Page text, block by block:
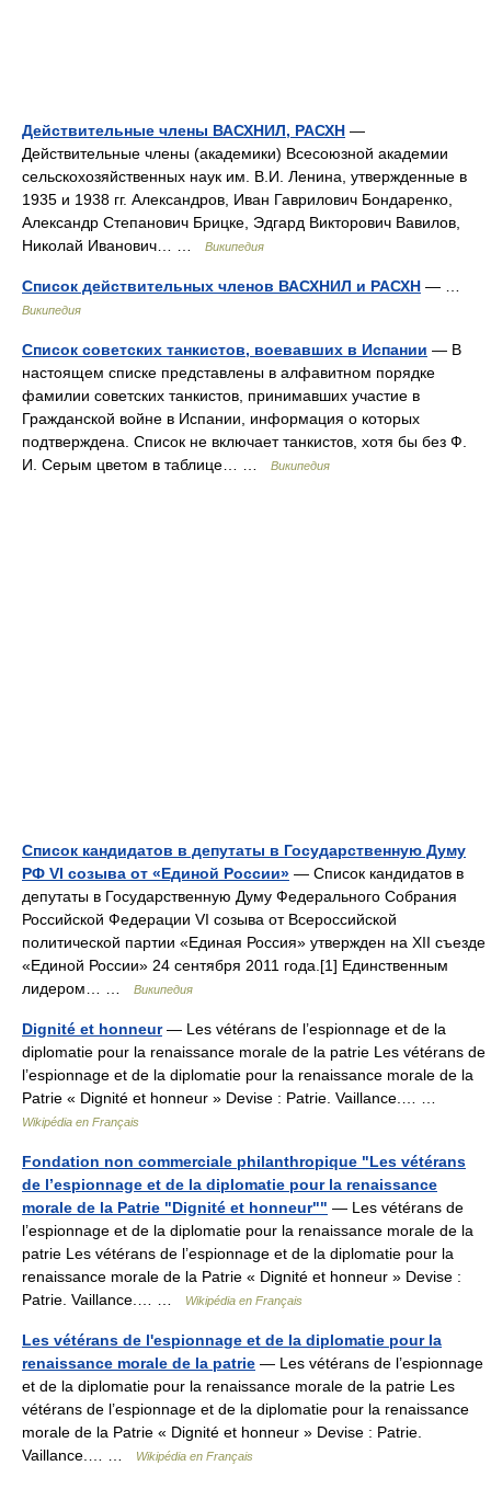
Действительные члены ВАСХНИЛ, РАСХН —
Действительные члены (академики) Всесоюзной академии
сельскохозяйственных наук им. В.И. Ленина, утвержденные в
1935 и 1938 гг. Александров, Иван Гаврилович Бондаренко,
Александр Степанович Брицке, Эдгард Викторович Вавилов,
Николай Иванович… …
Википедия
Список действительных членов ВАСХНИЛ и РАСХН — …
Википедия
Список советских танкистов, воевавших в Испании — В
настоящем списке представлены в алфавитном порядке
фамилии советских танкистов, принимавших участие в
Гражданской войне в Испании, информация о которых
подтверждена. Список не включает танкистов, хотя бы без Ф.
И. Серым цветом в таблице… …
Википедия
Список кандидатов в депутаты в Государственную Думу
РФ VI созыва от «Единой России» — Список кандидатов в
депутаты в Государственную Думу Федерального Собрания
Российской Федерации VI созыва от Всероссийской
политической партии «Единая Россия» утвержден на XII съезде
«Единой России» 24 сентября 2011 года.[1] Единственным
лидером… …
Википедия
Dignité et honneur— Les vétérans de l’espionnage et de la
diplomatie pour la renaissance morale de la patrie Les vétérans de
l’espionnage et de la diplomatie pour la renaissance morale de la
Patrie « Dignité et honneur » Devise : Patrie. Vaillance.… …
Wikipédia en Français
Fondation non commerciale philanthropique "Les vétérans
de l’espionnage et de la diplomatie pour la renaissance
morale de la Patrie "Dignité et honneur"" — Les vétérans de
l’espionnage et de la diplomatie pour la renaissance morale de la
patrie Les vétérans de l’espionnage et de la diplomatie pour la
renaissance morale de la Patrie « Dignité et honneur » Devise :
Patrie. Vaillance.… …
Wikipédia en Français
Les vétérans de l'espionnage et de la diplomatie pour la
renaissance morale de la patrie — Les vétérans de l’espionnage
et de la diplomatie pour la renaissance morale de la patrie Les
vétérans de l’espionnage et de la diplomatie pour la renaissance
morale de la Patrie « Dignité et honneur » Devise : Patrie.
Vaillance.… …
Wikipédia en Français